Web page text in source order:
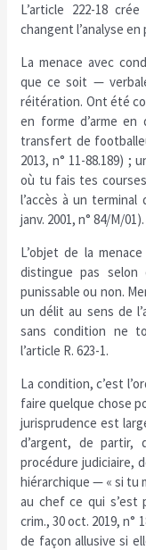
L’article 222-18
changent l’analyse en
La menace avec
que ce soit —
réitération. Ont été
en forme d’arme
transfert de
2013, n° 11-88.189) ;
où tu fais tes
l’accès à un terminal
janv. 2001, n° 84/M/01).
L’objet de la
distingue pas
punissable ou non.
un délit au sens de
sans condition ne
l’article R. 623-1.
La condition, c’est
faire quelque chose
jurisprudence est
d’argent, de partir,
procédure judiciaire,
hiérarchique — « si tu
au chef ce qui s’est
crim., 30 oct. 2019, n°
de façon allusive si